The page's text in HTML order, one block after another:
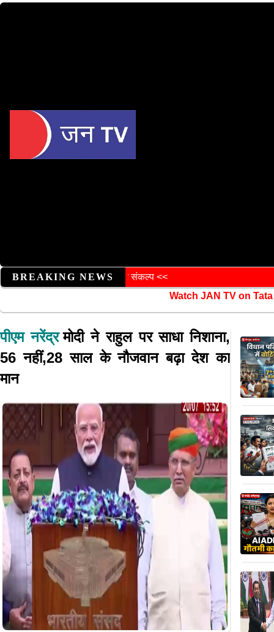
BREAKING NEWS
Watch JAN TV on Tata Play
पीएम नरेंद्र मोदी ने राहुल पर साधा निशाना,
56 नहीं,28 साल के नौजवान बढ़ा देश का
मान